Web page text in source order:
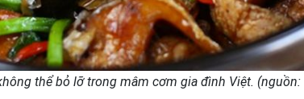
thể bỏ lỡ trong mâm cơm gia đình Việt.